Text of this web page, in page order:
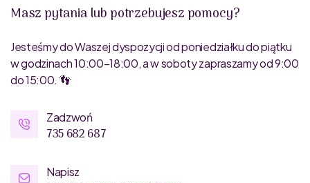
Masz pytania lub potrzebujesz pomocy?
Jesteśmy do Waszej dyspozycji od poniedziałku do piątku
w godzinach 10:00–18:00, a w soboty zapraszamy od 9:00
do 15:00. 👣
Zadzwoń
735 682 687
Napisz